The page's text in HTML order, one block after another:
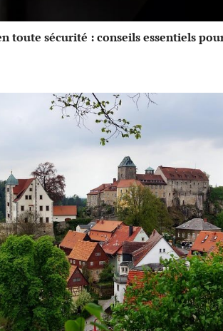
toute sécurité : conseils essentiels